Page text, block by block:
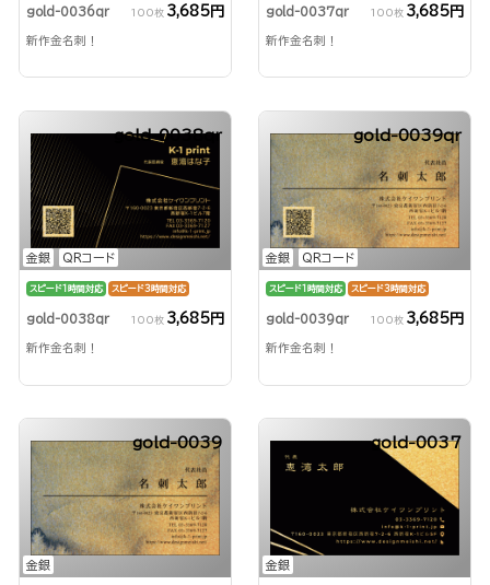
gold-0036qr 100枚 3,685円
新作金名刺！
gold-0037qr 100枚 3,685円
新作金名刺！
金銀 QRコード
gold-0038qr
スピード1時間対応 スピード3時間対応
gold-0038qr 100枚 3,685円
新作金名刺！
金銀 QRコード
gold-0039qr
スピード1時間対応 スピード3時間対応
gold-0039qr 100枚 3,685円
新作金名刺！
金銀
gold-0039
金銀
gold-0037